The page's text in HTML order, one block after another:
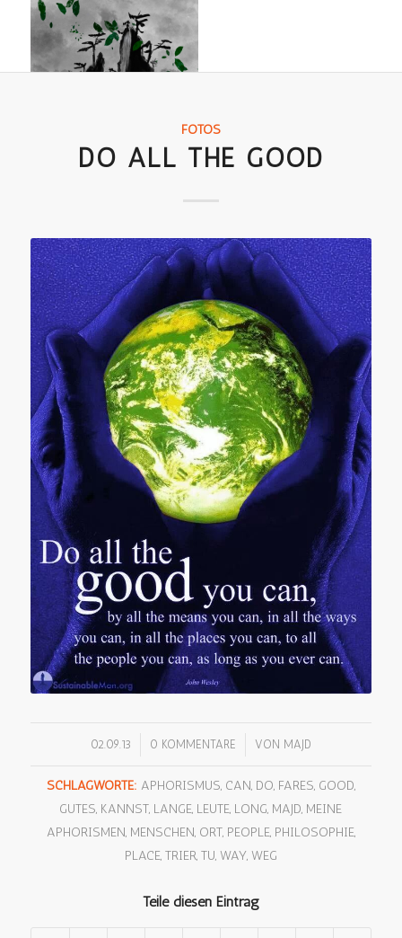
FOTOS
DO ALL THE GOOD
02.09.13 0 KOMMENTARE
/ VON MAJD
SCHLAGWORTE: APHORISMUS CAN DO FARES GOOD
GUTES KANNST LANGE LEUTE LONG MAJD MEINE
APHORISMEN MENSCHEN ORT, PEOPLE PHILOSOPHIE
PLACE TRIER TU WAY, WEG
Teile diesen Eintrag